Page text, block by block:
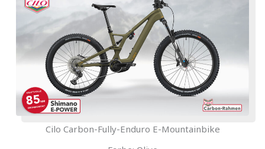
Cilo Carbon-Fully-Enduro E-Mountainbike